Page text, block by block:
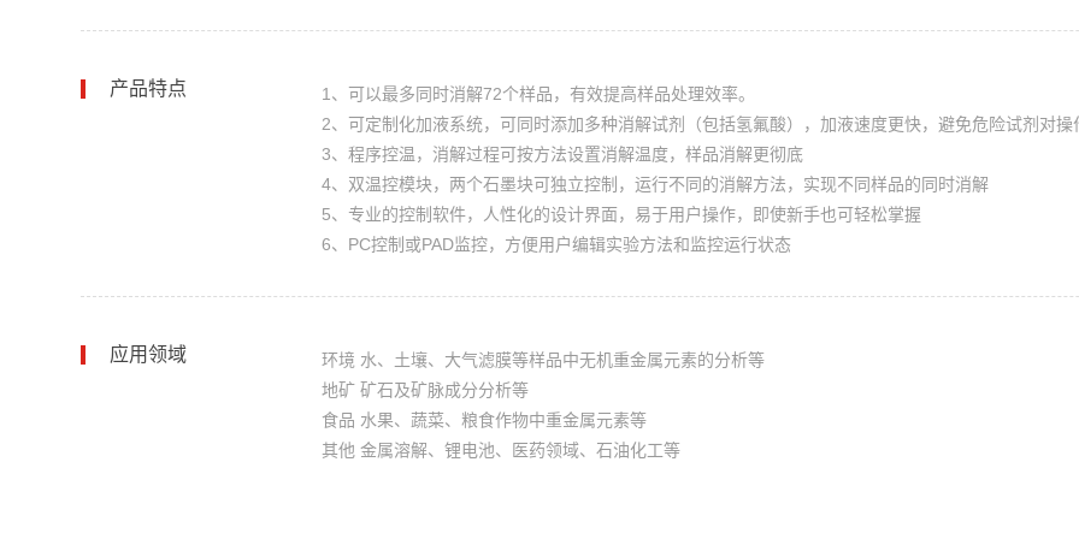
产品特点
1、可以最多同时消解72个样品，有效提高样品处理效率。
2、可定制化加液系统，可同时添加多种消解试剂（包括氢氟酸），加液速度更快，避免危险试剂对操
3、程序控温，消解过程可按方法设置消解温度，样品消解更彻底
4、双温控模块，两个石墨块可独立控制，运行不同的消解方法，实现不同样品的同时消解
5、专业的控制软件，人性化的设计界面，易于用户操作，即使新手也可轻松掌握
6、PC控制或PAD监控，方便用户编辑实验方法和监控运行状态
应用领域
环境 水、土壤、大气滤膜等样品中无机重金属元素的分析等
地矿 矿石及矿脉成分分析等
食品 水果、蔬菜、粮食作物中重金属元素等
其他 金属溶解、锂电池、医药领域、石油化工等